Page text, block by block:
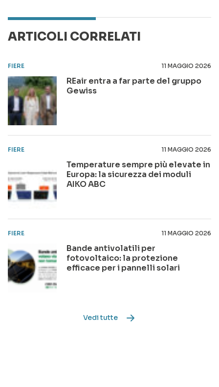
ARTICOLI CORRELATI
FIERE 11 MAGGIO 2026
REair entra a far parte del gruppo
Gewiss
FIERE 11 MAGGIO 2026
Temperature sempre più elevate in
Europa: la sicurezza dei moduli
AIKO ABC
FIERE 11 MAGGIO 2026
Bande antivolatili per
fotovoltaico: la protezione
efficace per i pannelli solari
Vedi tutte